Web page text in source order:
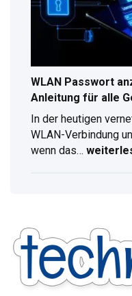
digitalen
Radioempfang
WLAN Passwort
Anleitung für alle
In der heutigen
WLAN-Verbindung
wenn das…
für
alle
Geräte
2026